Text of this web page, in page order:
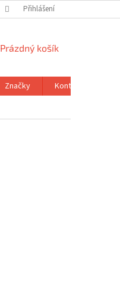
Přihlášení
NÁKUPNÍ
Prázdný košík
Značky Kontakty